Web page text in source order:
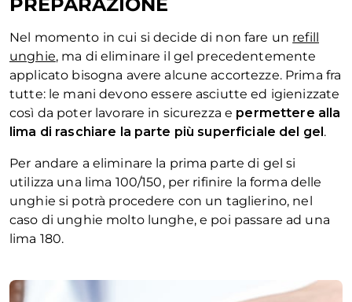
PREPARAZIONE
Nel momento in cui si decide di non fare un refill
unghie, ma di eliminare il gel precedentemente
applicato bisogna avere alcune accortezze. Prima fra
tutte: le mani devono essere asciutte ed igienizzate
così da poter lavorare in sicurezza e permettere alla
lima di raschiare la parte più superficiale del gel .
Per andare a eliminare la prima parte di gel si
utilizza una lima 100/150, per rifinire la forma delle
unghie si potrà procedere con un taglierino, nel
caso di unghie molto lunghe, e poi passare ad una
lima 180.